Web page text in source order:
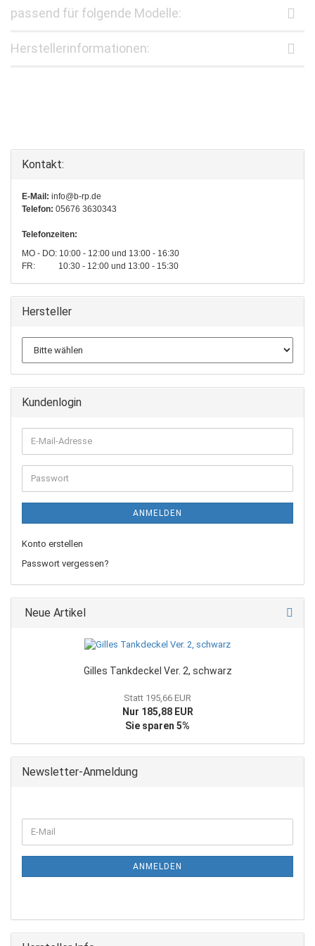
passend für folgende Modelle:
Herstellerinformationen:
Kontakt:
E-Mail: info@b-rp.de
Telefon: 05676 3630343
Telefonzeiten:
MO - DO: 10:00 - 12:00 und 13:00 - 16:30
FR: 10:30 - 12:00 und 13:00 - 15:30
Hersteller
Kundenlogin
E-
Mail-
Adresse
Passwort
ANMELDEN
Konto erstellen
Passwort vergessen?
Neue Artikel
Gilles Tankdeckel Ver. 2, schwarz
Statt 195,66 EUR
Nur 185,88 EUR
Sie sparen 5%
Newsletter-Anmeldung
ZUR
NEWSLETTER-
E-
Mail
ANMELDEN